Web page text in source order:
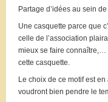
Partage d’idées au sein
Une casquette parce que
celle de l’association
mieux se faire connaître,…
cette casquette.
Le choix de ce motif est
voudront bien pendre le